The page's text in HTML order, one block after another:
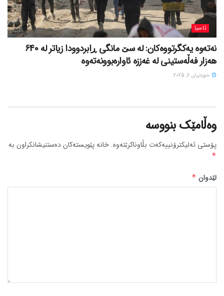
ئاسیا
نەتەوە یەکگرتووەکان: لە سێ مانگی ڕابردوودا زیاتر لە 640
هەزار فەڵەستینی لە غەززە ئاوارەبوونەتەوە
حوزه‌یران 6, 2025
وەڵامێک بنووسە
پۆستی ئەلیکترۆنییەکەت بڵاوناکرێتەوە. خانە پێویستەکان دەستنیشانکراون بە
*
لێدوان *